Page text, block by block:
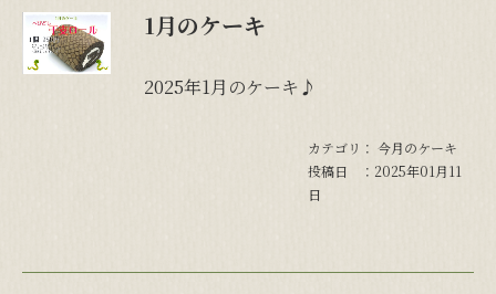
1月のケーキ
2025年1月のケーキ♪
カテゴリ： 今月のケーキ
投稿日 ：2025年01月11
日